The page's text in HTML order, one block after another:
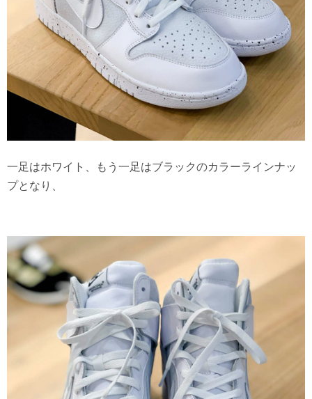
一足はホワイト、もう一足はブラックのカラーラインナッ
プとなり、